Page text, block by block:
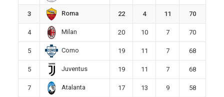
3 Roma 22 4 11 70
4 Milan 20 10 7 70
5 Como 19 11 7 68
5 Juventus 19 11 7 68
7 Atalanta 17 13 9 58